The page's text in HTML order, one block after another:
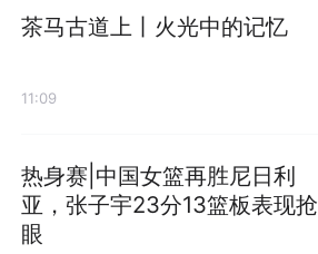
茶马古道上丨火光中的记忆
11:09
热身赛|中国女篮再胜尼日利
亚，张子宇23分13篮板表现抢
眼